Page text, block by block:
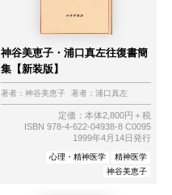
神谷美恵子・浦口真左往復書簡
集【新装版】
著者： 神谷美恵子 著者： 浦口真左
定価：本体2,800円＋税
ISBN 978-4-622-04938-8 C0095
1999年4月14日発行
心理・精神医学
精神医学
神谷美恵子